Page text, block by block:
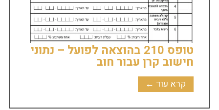
טופס 210 בהוצאה לפועל – נתוני
חישוב קרן עבור חוב
קרא עוד ←